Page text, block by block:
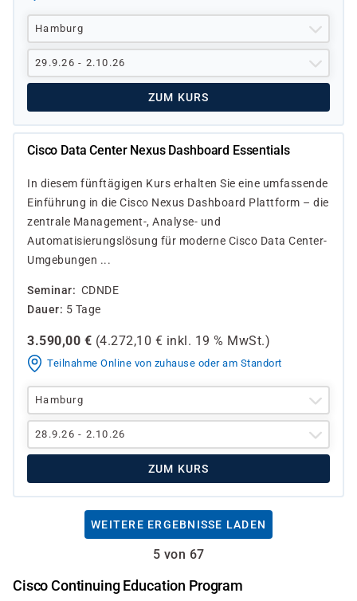
Hamburg
29.9.26 - 2.10.26
ZUM KURS
Cisco Data Center Nexus Dashboard Essentials
In diesem fünftägigen Kurs erhalten Sie eine umfassende
Einführung in die Cisco Nexus Dashboard Plattform – die
zentrale Management-, Analyse- und
Automatisierungslösung für moderne Cisco Data Center-
Umgebungen ...
Seminar
CDNDE
Dauer
5 Tage
3.590,00 € (4.272,10 € inkl. 19 % MwSt.)
Teilnahme Online von zuhause oder am Standort
Hamburg
28.9.26 - 2.10.26
ZUM KURS
WEITERE ERGEBNISSE LADEN
5 von 67
Cisco Continuing Education Program